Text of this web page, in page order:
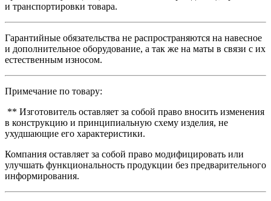
и транспортировки товара.
Гарантийные обязательства не распространяются на навесное
и дополнительное оборудование, а так же на маты в связи с их
естественным износом.
Примечание по товару:
** Изготовитель оставляет за собой право вносить изменения
в конструкцию и принципиальную схему изделия, не
ухудшающие его характеристики.
Компания оставляет за собой право модифицировать или
улучшать функциональность продукции без предварительного
информирования.